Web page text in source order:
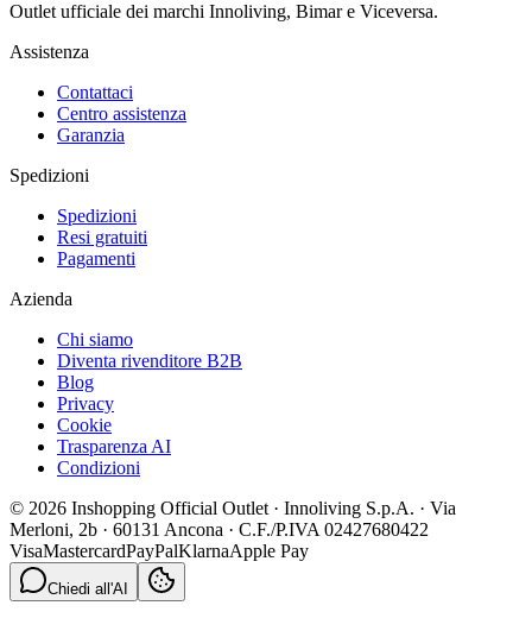
Outlet ufficiale dei marchi Innoliving, Bimar e Viceversa.
Assistenza
Contattaci
Centro assistenza
Garanzia
Spedizioni
Spedizioni
Resi gratuiti
Pagamenti
Azienda
Chi siamo
Diventa rivenditore B2B
Blog
Privacy
Cookie
Trasparenza AI
Condizioni
© 2026 Inshopping Official Outlet · Innoliving S.p.A. · Via
Merloni, 2b · 60131 Ancona · C.F./P.IVA 02427680422
VisaMastercardPayPalKlarnaApple Pay
Chiedi all'AI